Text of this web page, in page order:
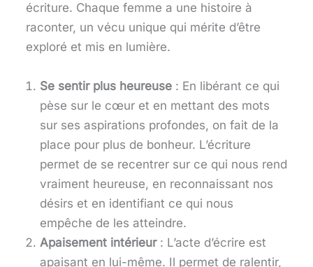
écriture. Chaque femme a une histoire à
raconter, un vécu unique qui mérite d’être
exploré et mis en lumière.
Se sentir plus heureuse : En libérant ce qui
pèse sur le cœur et en mettant des mots
sur ses aspirations profondes, on fait de la
place pour plus de bonheur. L’écriture
permet de se recentrer sur ce qui nous rend
vraiment heureuse, en reconnaissant nos
désirs et en identifiant ce qui nous
empêche de les atteindre.
Apaisement intérieur: L’acte d’écrire est
apaisant en lui-même. Il permet de ralentir,